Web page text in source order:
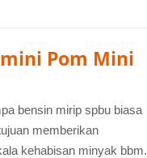
Pom Mini
bensin mirip spbu biasa
memberikan
kehabisan minyak bbm.